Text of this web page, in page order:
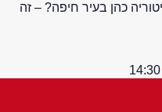
כהן בעיר חיפה? – זה